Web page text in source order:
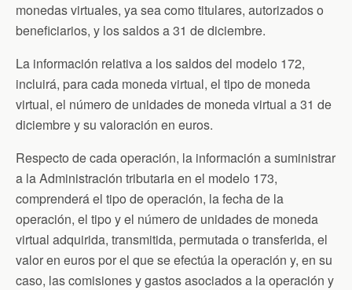
monedas virtuales, ya sea como titulares, autorizados o
beneficiarios, y los saldos a 31 de diciembre.
La información relativa a los saldos del modelo 172,
incluirá, para cada moneda virtual, el tipo de moneda
virtual, el número de unidades de moneda virtual a 31 de
diciembre y su valoración en euros.
Respecto de cada operación, la información a suministrar
a la Administración tributaria en el modelo 173,
comprenderá el tipo de operación, la fecha de la
operación, el tipo y el número de unidades de moneda
virtual adquirida, transmitida, permutada o transferida, el
valor en euros por el que se efectúa la operación y, en su
caso, las comisiones y gastos asociados a la operación y